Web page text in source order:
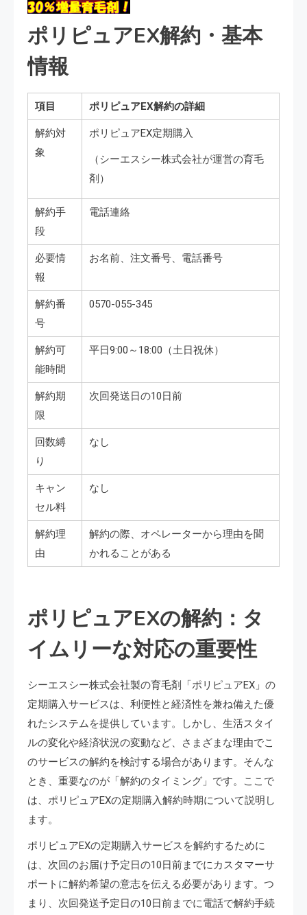
ポリピュアEX解約・基本
情報
項目 ポリピュアEX解約の詳細
解約対
象
ポリピュアEX定期購入
（シーエスシー株式会社が運営の育毛
剤）
解約手
段
電話連絡
必要情
報
お名前、注文番号、電話番号
解約番
号
0570-055-345
解約可
能時間
平日9:00～18:00（土日祝休）
解約期
限
次回発送日の10日前
回数縛
り
なし
キャン
セル料
なし
解約理
由
解約の際、オペレーターから理由を聞
かれることがある
ポリピュアEXの解約：タ
イムリーな対応の重要性
シーエスシー株式会社製の育毛剤「ポリピュアEX」の
定期購入サービスは、利便性と経済性を兼ね備えた優
れたシステムを提供しています。しかし、生活スタイ
ルの変化や経済状況の変動など、さまざまな理由でこ
のサービスの解約を検討する場合があります。そんな
とき、重要なのが「解約のタイミング」です。ここで
は、ポリピュアEXの定期購入解約時期について説明し
ます。
ポリピュアEXの定期購入サービスを解約するために
は、次回のお届け予定日の10日前までにカスタマーサ
ポートに解約希望の意志を伝える必要があります。つ
まり、次回発送予定日の10日前までに電話で解約手続